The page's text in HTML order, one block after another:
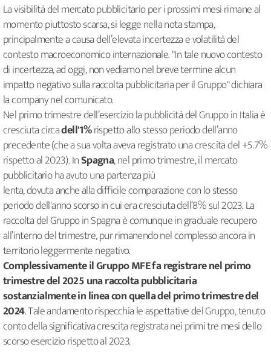
La visibilità del mercato pubblicitario per i prossimi mesi rimane al
momento piuttosto scarsa, si legge nella nota stampa,
principalmente a causa dell’elevata incertezza e volatilità del
contesto macroeconomico internazionale. "In tale nuovo contesto
di incertezza, ad oggi, non vediamo nel breve termine alcun
impatto negativo sulla raccolta pubblicitaria per il Gruppo" dichiara
la company nel comunicato.
Nel primo trimestre dell’esercizio la pubblicità del Gruppo in Italia è
cresciuta circadell'1%rispetto allo stesso periodo dell’anno
precedente (che a sua volta aveva registrato una crescita del +5.7%
rispetto al 2023). InSpagna, nel primo trimestre, il mercato
pubblicitario ha avuto una partenza più
lenta, dovuta anche alla difficile comparazione con lo stesso
periodo dell'anno scorso in cui era cresciuta dell’8% sul 2023. La
raccolta del Gruppo in Spagna è comunque in graduale recupero
all’interno del trimestre, pur rimanendo nel complesso ancora in
territorio leggermente negativo.
Complessivamente il Gruppo MFE fa registrare nel primo
trimestre del 2025 una raccolta pubblicitaria
sostanzialmente in linea con quella del primo trimestre del
2024. Tale andamento rispecchia le aspettative del Gruppo, tenuto
conto della significativa crescita registrata nei primi tre mesi dello
scorso esercizio rispetto al 2023.